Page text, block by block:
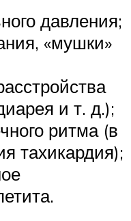
давления;
«мушки»
и т. д.);
ритма (в
тахикардия);